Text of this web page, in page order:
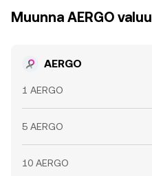
Muunna AERGO
AERGO
1 AERGO
5 AERGO
10 AERGO